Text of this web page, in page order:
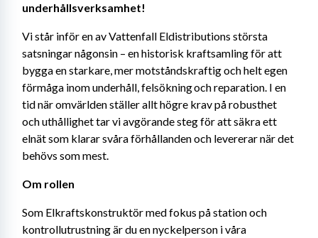
underhållsverksamhet!
Vi står inför en av Vattenfall Eldistributions största
satsningar någonsin – en historisk kraftsamling för att
bygga en starkare, mer motståndskraftig och helt egen
förmåga inom underhåll, felsökning och reparation. I en
tid när omvärlden ställer allt högre krav på robusthet
och uthållighet tar vi avgörande steg för att säkra ett
elnät som klarar svåra förhållanden och levererar när det
behövs som mest.
Om rollen
Som Elkraftskonstruktör med fokus på station och
kontrollutrustning är du en nyckelperson i våra